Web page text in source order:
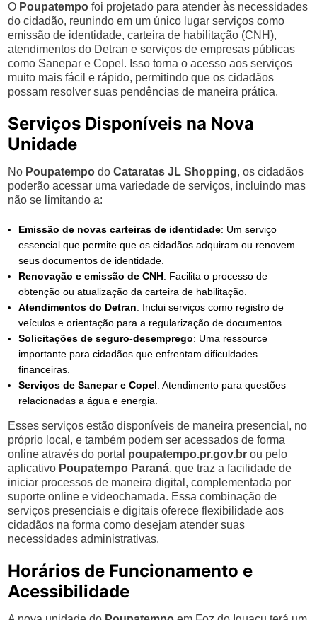
O Poupatempo foi projetado para atender às necessidades
do cidadão, reunindo em um único lugar serviços como
emissão de identidade, carteira de habilitação (CNH),
atendimentos do Detran e serviços de empresas públicas
como Sanepar e Copel. Isso torna o acesso aos serviços
muito mais fácil e rápido, permitindo que os cidadãos
possam resolver suas pendências de maneira prática.
Serviços Disponíveis na Nova
Unidade
No Poupatempo doCataratas JL Shopping, os cidadãos
poderão acessar uma variedade de serviços, incluindo mas
não se limitando a:
Emissão de novas carteiras de identidade: Um serviço
essencial que permite que os cidadãos adquiram ou renovem
seus documentos de identidade.
Renovação e emissão de CNH: Facilita o processo de
obtenção ou atualização da carteira de habilitação.
Atendimentos do Detran: Inclui serviços como registro de
veículos e orientação para a regularização de documentos.
Solicitações de seguro-desemprego: Uma ressource
importante para cidadãos que enfrentam dificuldades
financeiras.
Serviços de Sanepar e Copel: Atendimento para questões
relacionadas a água e energia.
Esses serviços estão disponíveis de maneira presencial, no
próprio local, e também podem ser acessados de forma
online através do portal poupatempo.pr.gov.br ou pelo
aplicativo Poupatempo Paraná, que traz a facilidade de
iniciar processos de maneira digital, complementada por
suporte online e videochamada. Essa combinação de
serviços presenciais e digitais oferece flexibilidade aos
cidadãos na forma como desejam atender suas
necessidades administrativas.
Horários de Funcionamento e
Acessibilidade